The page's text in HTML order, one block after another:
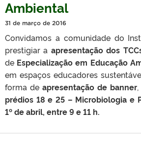
Ambiental
31 de março de 2016
Convidamos a comunidade do
prestigiar a apresentação dos
de Especialização em Educação
em espaços educadores
forma de apresentação de banner
prédios 18 e 25 – Microbiologia e
1º de abril, entre 9 e 11 h.